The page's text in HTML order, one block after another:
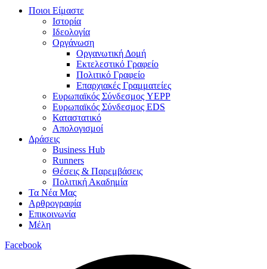
Ποιοι Είμαστε
Ιστορία
Ιδεολογία
Οργάνωση
Οργανωτική Δομή
Εκτελεστικό Γραφείο
Πολιτικό Γραφείο
Επαρχιακές Γραμματείες
Ευρωπαϊκός Σύνδεσμος YEPP
Ευρωπαϊκός Σύνδεσμος EDS
Καταστατικό
Απολογισμοί
Δράσεις
Business Hub
Runners
Θέσεις & Παρεμβάσεις
Πολιτική Ακαδημία
Τα Νέα Μας
Αρθρογραφία
Επικοινωνία
Μέλη
Facebook